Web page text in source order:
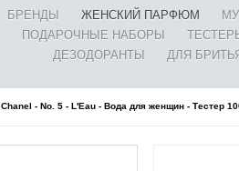
БРЕНДЫ ЖЕНСКИЙ ПАРФЮМ
ПОДАРОЧНЫЕ НАБОРЫ
ДЕЗОДОРАНТЫ
ДЛЯ
Chanel - No. 5 - L'Eau - Вода для женщин - Тестер